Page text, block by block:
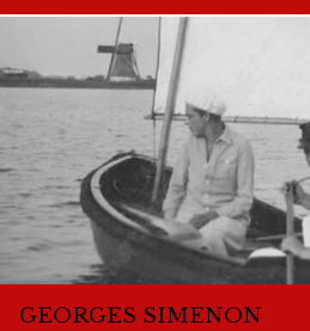
GEORGES SIMENON